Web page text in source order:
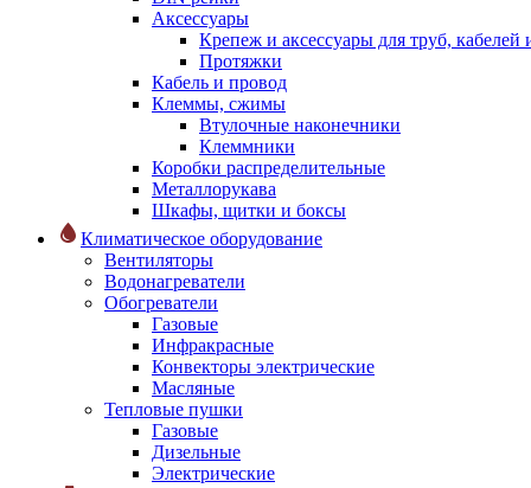
Аксессуары
Крепеж и аксессуары для труб, кабелей
Протяжки
Кабель и провод
Клеммы, сжимы
Втулочные наконечники
Клеммники
Коробки распределительные
Металлорукава
Шкафы, щитки и боксы
Климатическое оборудование
Вентиляторы
Водонагреватели
Обогреватели
Газовые
Инфракрасные
Конвекторы электрические
Масляные
Тепловые пушки
Газовые
Дизельные
Электрические